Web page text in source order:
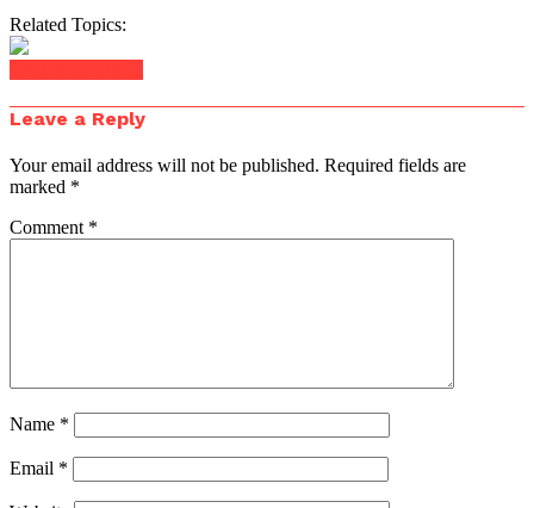
Related Topics:
Leave a Reply
Your email address will not be published. Required fields are
marked *
Comment *
Name *
Email *